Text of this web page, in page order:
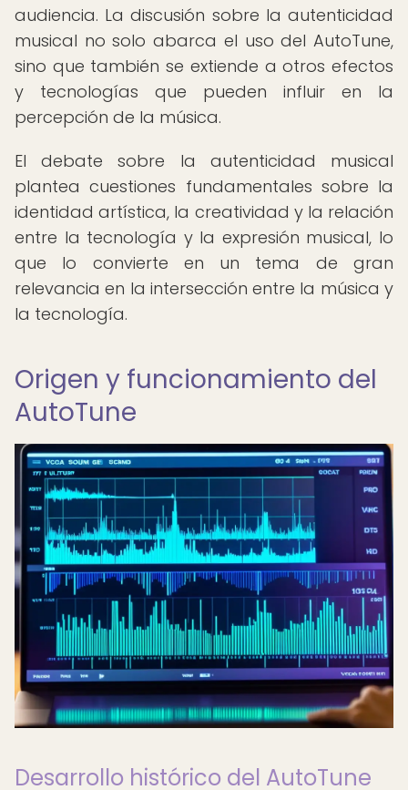
audiencia. La discusión sobre la autenticidad
musical no solo abarca el uso del AutoTune,
sino que también se extiende a otros efectos
y tecnologías que pueden influir en la
percepción de la música.
El debate sobre la autenticidad musical
plantea cuestiones fundamentales sobre la
identidad artística, la creatividad y la relación
entre la tecnología y la expresión musical, lo
que lo convierte en un tema de gran
relevancia en la intersección entre la música y
la tecnología.
Origen y funcionamiento del
AutoTune
Desarrollo histórico del AutoTune